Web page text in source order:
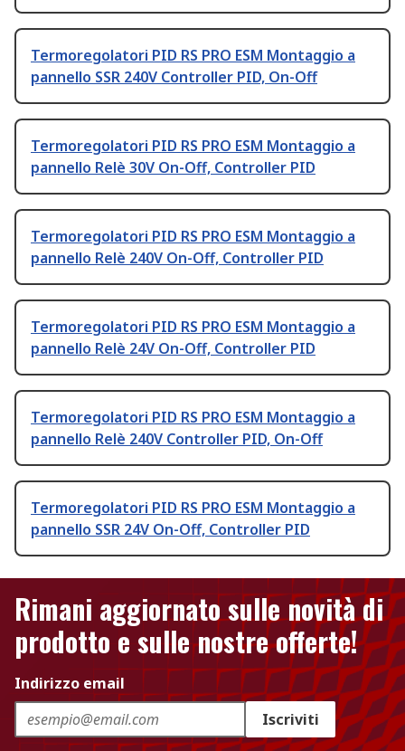
Termoregolatori PID RS PRO ESM Montaggio a
pannello SSR 240V Controller PID, On-Off
Termoregolatori PID RS PRO ESM Montaggio a
pannello Relè 30V On-Off, Controller PID
Termoregolatori PID RS PRO ESM Montaggio a
pannello Relè 240V On-Off, Controller PID
Termoregolatori PID RS PRO ESM Montaggio a
pannello Relè 24V On-Off, Controller PID
Termoregolatori PID RS PRO ESM Montaggio a
pannello Relè 240V Controller PID, On-Off
Termoregolatori PID RS PRO ESM Montaggio a
pannello SSR 24V On-Off, Controller PID
Rimani aggiornato sulle novità di
prodotto e sulle nostre offerte!
Indirizzo email
Iscriviti